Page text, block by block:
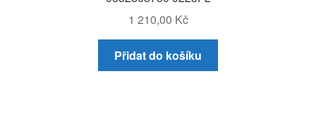
1 210,00 Kč
Přidat do košíku